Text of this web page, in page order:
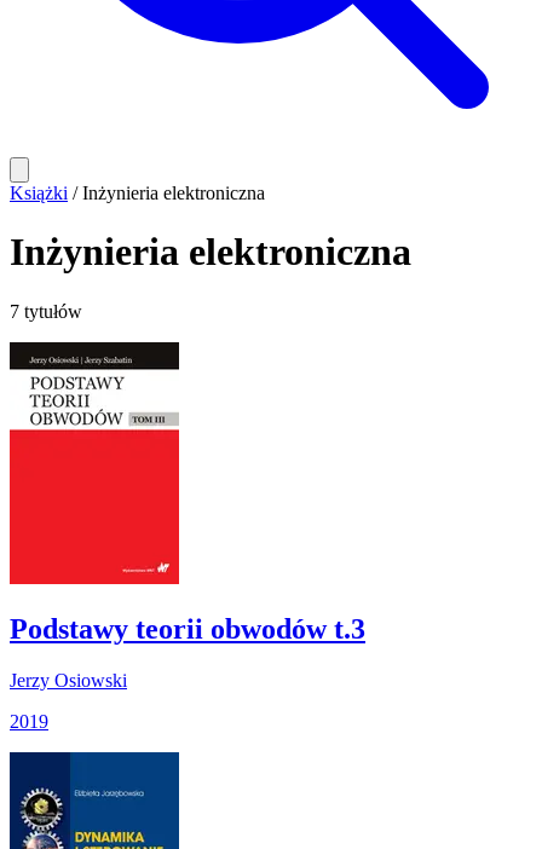
Książki / Inżynieria elektroniczna
Inżynieria elektroniczna
7 tytułów
Podstawy teorii obwodów t.3
Jerzy Osiowski
2019